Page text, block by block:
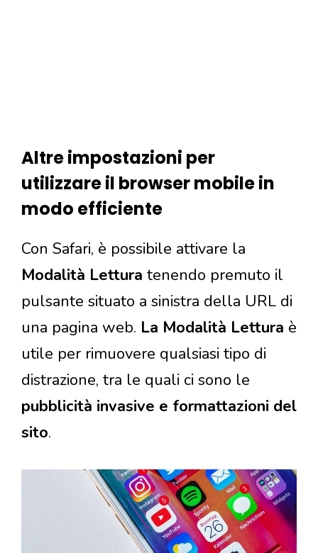
Altre impostazioni per
utilizzare il browser mobile in
modo efficiente
Con Safari, è possibile attivare la
Modalità Lettura tenendo premuto il
pulsante situato a sinistra della URL di
una pagina web. La Modalità Lettura è
utile per rimuovere qualsiasi tipo di
distrazione, tra le quali ci sono le
pubblicità invasive e formattazioni del
sito.